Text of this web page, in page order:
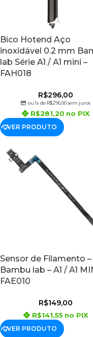
Bico Hotend Aço
inoxidável 0.2 mm
lab Série A1 / A1 mini –
FAH018
R$296,00
ou 1x de R$296,00sem juros
R$281,20 no PIX
VER PRODUTO
Sensor de Filamento –
Bambu lab – A1 / A1
FAE010
R$149,00
R$141,55 no PIX
VER PRODUTO